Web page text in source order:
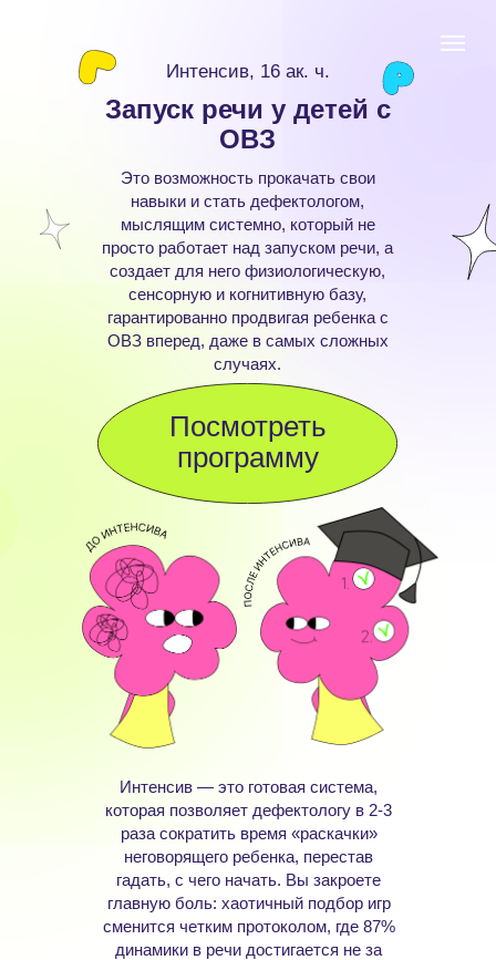
Запуск речи у детей с
ОВЗ
Это возможность прокачать свои
навыки и стать дефектологом,
мыслящим системно, который не
просто работает над запуском речи, а
создает для него физиологическую,
сенсорную и когнитивную базу,
гарантированно продвигая ребенка с
ОВЗ вперед, даже в самых сложных
случаях.
Интенсив, 16 ак. ч.
Посмотреть
программу
Интенсив — это готовая система,
которая позволяет дефектологу в 2-3
раза сократить время «раскачки»
неговорящего ребенка, перестав
гадать, с чего начать. Вы закроете
главную боль: хаотичный подбор игр
сменится четким протоколом, где 87%
динамики в речи достигается не за